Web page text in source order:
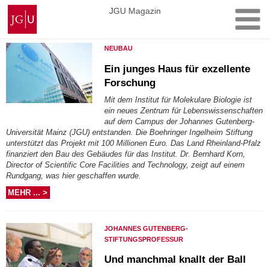
Zum
Inhalt
springen
Johannes
Gutenberg-
Universität
Mainz
JGU Magazin
NEUBAU
Ein junges Haus für exzellente
Forschung
Mit dem Institut für Molekulare Biologie ist
ein neues Zentrum für Lebenswissenschaften
auf dem Campus der Johannes Gutenberg-
Universität Mainz (JGU) entstanden. Die Boehringer Ingelheim Stiftung
unterstützt das Projekt mit 100 Millionen Euro. Das Land Rheinland-Pfalz
finanziert den Bau des Gebäudes für das Institut. Dr. Bernhard Korn,
Director of Scientific Core Facilities and Technology, zeigt auf einem
Rundgang, was hier geschaffen wurde.
MEHR ... >
JOHANNES GUTENBERG-
STIFTUNGSPROFESSUR
Und manchmal knallt der Ball